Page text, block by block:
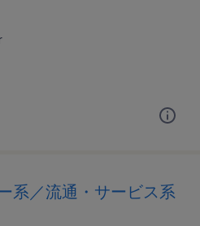
系／流通・サービス系